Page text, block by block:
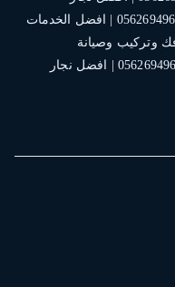
فني تركيب غرف نوم بالمدينة المنورة | 0562694961 | افضل نجار